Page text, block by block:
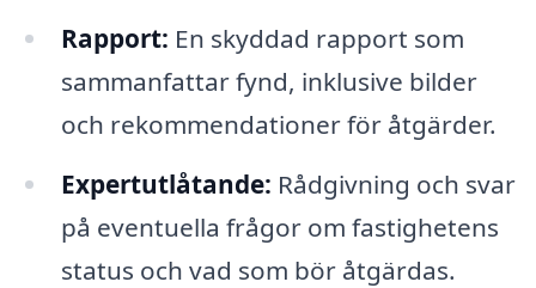
Rapport: En skyddad rapport som
sammanfattar fynd, inklusive bilder
och rekommendationer för åtgärder.
Expertutlåtande: Rådgivning och svar
på eventuella frågor om fastighetens
status och vad som bör åtgärdas.